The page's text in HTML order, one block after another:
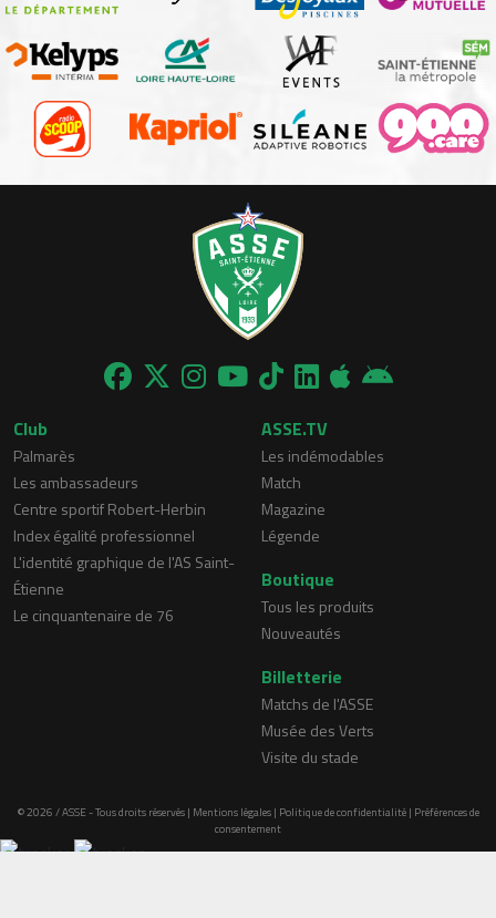
Club
Palmarès
Les ambassadeurs
Centre sportif Robert-Herbin
Index égalité professionnel
L'identité graphique de l'AS Saint-
Étienne
Le cinquantenaire de 76
ASSE.TV
Les indémodables
Match
Magazine
Légende
Boutique
Tous les produits
Nouveautés
Billetterie
Matchs de l'ASSE
Musée des Verts
Visite du stade
© 2026 / ASSE - Tous droits réservés | Mentions légales| Politique de confidentialité| Préférences de
consentement